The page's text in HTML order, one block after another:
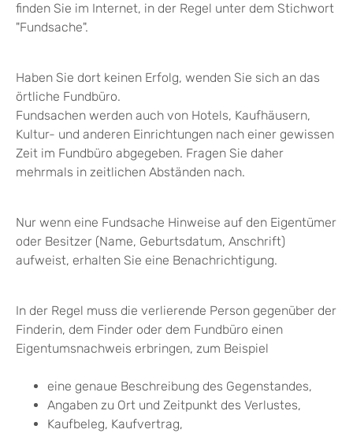
finden Sie im Internet, in der Regel unter dem Stichwort
"Fundsache".
Haben Sie dort keinen Erfolg, wenden Sie sich an das
örtliche Fundbüro.
Fundsachen werden auch von Hotels, Kaufhäusern,
Kultur- und anderen Einrichtungen nach einer gewissen
Zeit im Fundbüro abgegeben. Fragen Sie daher
mehrmals in zeitlichen Abständen nach.
Nur wenn eine Fundsache Hinweise auf den Eigentümer
oder Besitzer (Name, Geburtsdatum, Anschrift)
aufweist, erhalten Sie eine Benachrichtigung.
In der Regel muss die verlierende Person gegenüber der
Finderin, dem Finder oder dem Fundbüro einen
Eigentumsnachweis erbringen, zum Beispiel
eine genaue Beschreibung des Gegenstandes,
Angaben zu Ort und Zeitpunkt des Verlustes,
Kaufbeleg, Kaufvertrag,